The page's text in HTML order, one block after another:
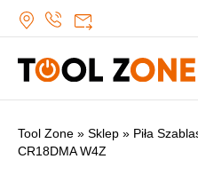
Tool Zone » Sklep » Piła
CR18DMA W4Z